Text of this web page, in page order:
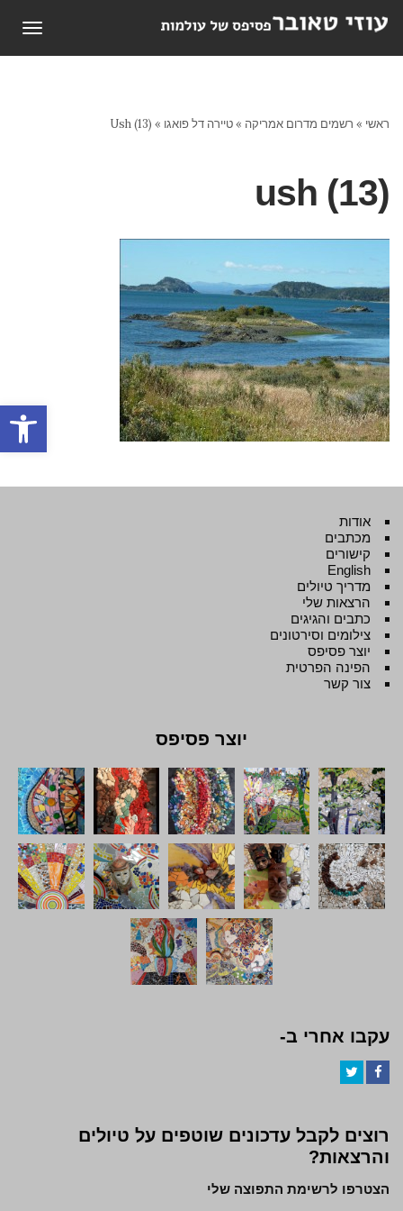
פתח
ראשי » רשמים מדרום אמריקה »טיירה דל פואגו »
Ush (13)
ush (13)
אודות
מכתבים
קישורים
English
מדריך טיולים
הרצאות שלי
כתבים והגיגים
צילומים וסירטונים
יוצר פסיפס
הפינה הפרטית
צור קשר
יוצר פסיפס
עקבו אחרי ב-
רוצים לקבל עדכונים שוטפים על טיולים
והרצאות?
הצטרפו לרשימת התפוצה שלי